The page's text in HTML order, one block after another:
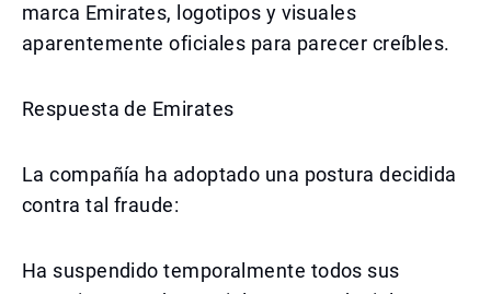
marca Emirates, logotipos y visuales
aparentemente oficiales para parecer creíbles.
Respuesta de Emirates
La compañía ha adoptado una postura decidida
contra tal fraude:
Ha suspendido temporalmente todos sus